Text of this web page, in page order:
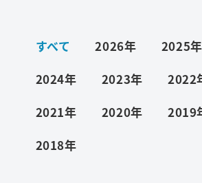
サステナビリティ
採用情報
すべて 2026年
2025年
2024年
2023年
2022
2021年
2020年
2019
2018年